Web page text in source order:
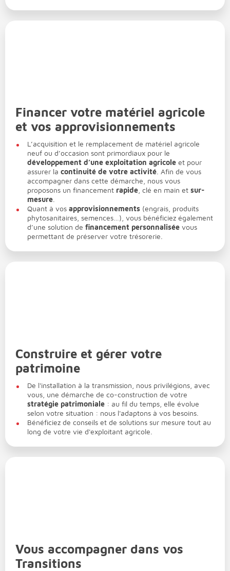
Financer votre matériel agricole
et vos approvisionnements
L’acquisition et le remplacement de matériel agricole
neuf ou d’occasion sont primordiaux pour le
développement d’une exploitation agricole et pour
assurer la continuité de votre activité . Afin de vous
accompagner dans cette démarche, nous vous
proposons un financement rapide , clé en main et sur-
mesure
Quant à vos approvisionnements (engrais, produits
phytosanitaires, semences…), vous bénéficiez également
d’une solution de financement personnalisée vous
permettant de préserver votre trésorerie.
Construire et gérer votre
patrimoine
De l'installation à la transmission, nous privilégions, avec
vous, une démarche de co-construction de votre
stratégie patrimoniale : au fil du temps, elle évolue
selon votre situation : nous l'adaptons à vos besoins.
Bénéficiez de conseils et de solutions sur mesure tout au
long de votre vie d'exploitant agricole.
Vous accompagner dans vos
Transitions